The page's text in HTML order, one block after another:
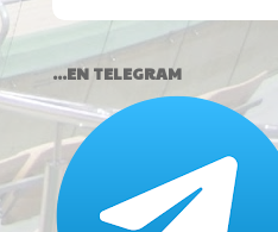
...EN TELEGRAM